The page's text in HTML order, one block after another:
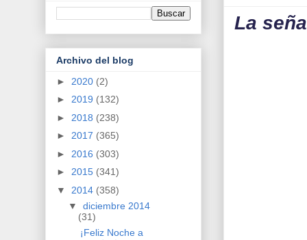
La
Archivo del blog
► 2020 (2)
► 2019 (132)
► 2018 (238)
► 2017 (365)
► 2016 (303)
► 2015 (341)
▼ 2014 (358)
▼ diciembre 2014
(31)
¡Feliz Noche a